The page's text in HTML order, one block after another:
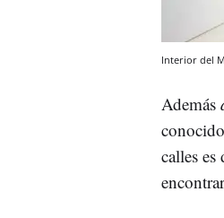
Interior del
Además
calles